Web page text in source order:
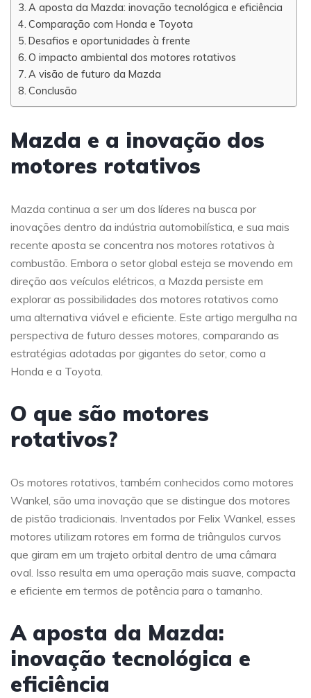
A aposta da Mazda: inovação tecnológica e eficiência
Comparação com Honda e Toyota
Desafios e oportunidades à frente
O impacto ambiental dos motores rotativos
A visão de futuro da Mazda
Conclusão
Mazda e a inovação dos
motores rotativos
Mazda continua a ser um dos líderes na busca por
inovações dentro da indústria automobilística, e sua mais
recente aposta se concentra nos motores rotativos à
combustão. Embora o setor global esteja se movendo em
direção aos veículos elétricos, a Mazda persiste em
explorar as possibilidades dos motores rotativos como
uma alternativa viável e eficiente. Este artigo mergulha na
perspectiva de futuro desses motores, comparando as
estratégias adotadas por gigantes do setor, como a
Honda e a Toyota.
O que são motores
rotativos?
Os motores rotativos, também conhecidos como motores
Wankel, são uma inovação que se distingue dos motores
de pistão tradicionais. Inventados por Felix Wankel, esses
motores utilizam rotores em forma de triângulos curvos
que giram em um trajeto orbital dentro de uma câmara
oval. Isso resulta em uma operação mais suave, compacta
e eficiente em termos de potência para o tamanho.
A aposta da Mazda:
inovação tecnológica e
eficiência